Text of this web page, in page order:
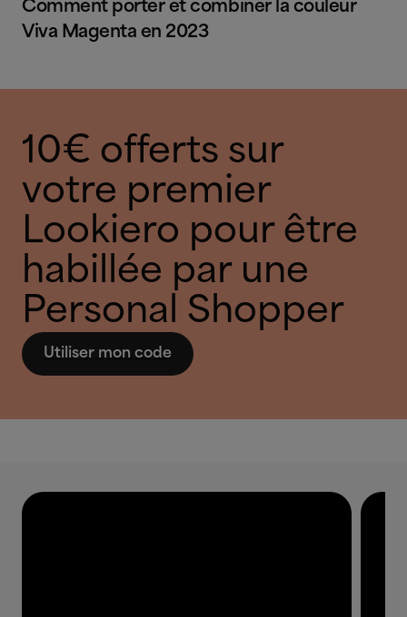
Comment porter et combiner la couleur
Viva Magenta en 2023
10€ offerts sur
votre premier
Lookiero pour être
habillée par une
Personal Shopper
Utiliser mon code